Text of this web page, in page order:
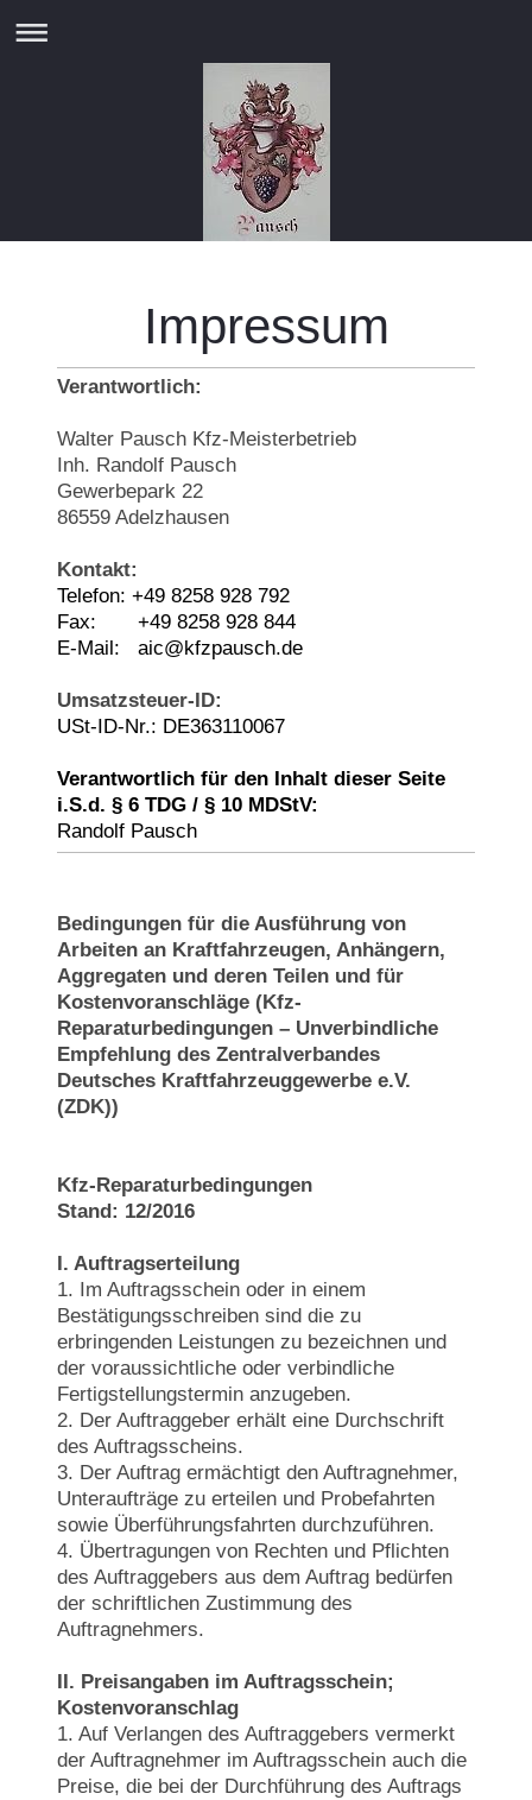
Impressum
Verantwortlich:
Walter Pausch Kfz-Meisterbetrieb
Inh. Randolf Pausch
Gewerbepark 22
86559 Adelzhausen
Kontakt:
Telefon: +49 8258 928 792
Fax: +49 8258 928 844
E-Mail: aic@kfzpausch.de
Umsatzsteuer-ID:
USt-ID-Nr.: DE363110067
Verantwortlich für den Inhalt dieser Seite
i.S.d. § 6 TDG / § 10 MDStV:
Randolf Pausch
Bedingungen für die Ausführung von
Arbeiten an Kraftfahrzeugen, Anhängern,
Aggregaten und deren Teilen und für
Kostenvoranschläge (Kfz-
Reparaturbedingungen – Unverbindliche
Empfehlung des Zentralverbandes
Deutsches Kraftfahrzeuggewerbe e.V.
(ZDK))
Kfz-Reparaturbedingungen
Stand: 12/2016
I. Auftragserteilung
1. Im Auftragsschein oder in einem
Bestätigungsschreiben sind die zu
erbringenden Leistungen zu bezeichnen und
der voraussichtliche oder verbindliche
Fertigstellungstermin anzugeben.
2. Der Auftraggeber erhält eine Durchschrift
des Auftragsscheins.
3. Der Auftrag ermächtigt den Auftragnehmer,
Unteraufträge zu erteilen und Probefahrten
sowie Überführungsfahrten durchzuführen.
4. Übertragungen von Rechten und Pflichten
des Auftraggebers aus dem Auftrag bedürfen
der schriftlichen Zustimmung des
Auftragnehmers.
II. Preisangaben im Auftragsschein;
Kostenvoranschlag
1. Auf Verlangen des Auftraggebers vermerkt
der Auftragnehmer im Auftragsschein auch die
Preise, die bei der Durchführung des Auftrags